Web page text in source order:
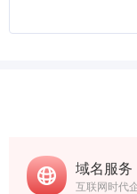
域名服务
互联网时代